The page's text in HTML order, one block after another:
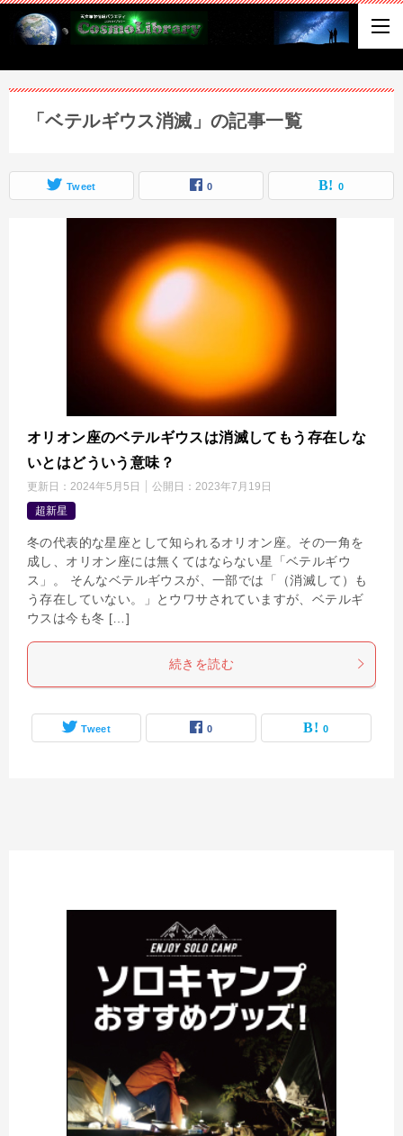
「ベテルギウス消滅」の記事一覧
Tweet 0 0
オリオン座のベテルギウスは消滅してもう存在しな
いとはどういう意味？
更新日： 2024年5月5日 公開日： 2023年7月19日
超新星
冬の代表的な星座として知られるオリオン座。その一角を
成し、オリオン座には無くてはならない星「ベテルギウ
ス」。 そんなベテルギウスが、一部では「（消滅して）も
う存在していない。」とウワサされていますが、ベテルギ
ウスは今も冬 […]
続きを読む
Tweet 0 0